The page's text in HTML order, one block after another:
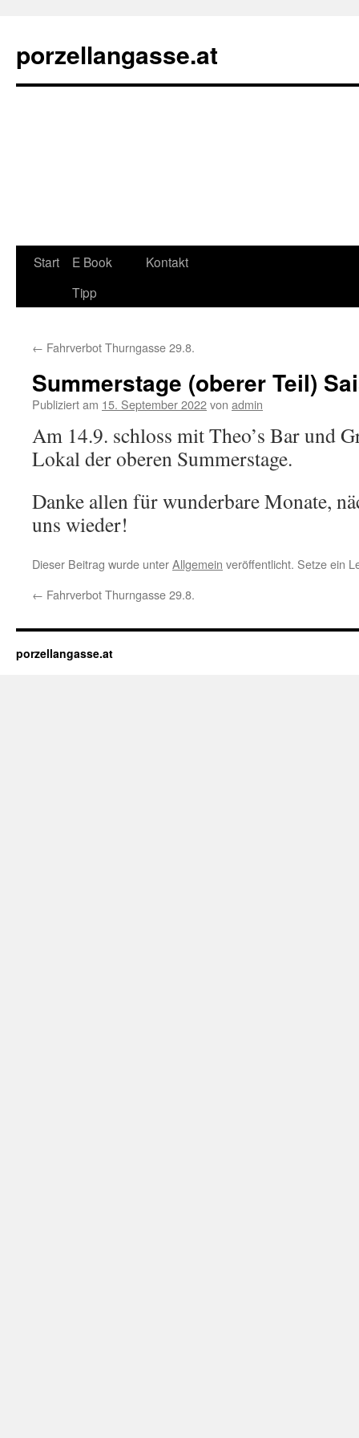
porzellangasse.at
Zum
Start
E Book
Tipp
Kontakt
← Fahrverbot Thurngasse 29.8.
Summerstage (oberer Teil)
Publiziert am 15. September 2022von admin
Am 14.9. schloss mit Theo’s Bar und
Lokal der oberen Summerstage.
Danke allen für wunderbare Monate,
uns wieder!
Dieser Beitrag wurde unterAllgemein veröffentlicht. Setze ein
← Fahrverbot Thurngasse 29.8.
porzellangasse.at